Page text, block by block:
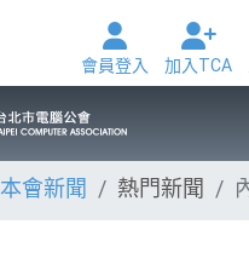
會員登入 加入TCA
本會新聞 熱門新聞